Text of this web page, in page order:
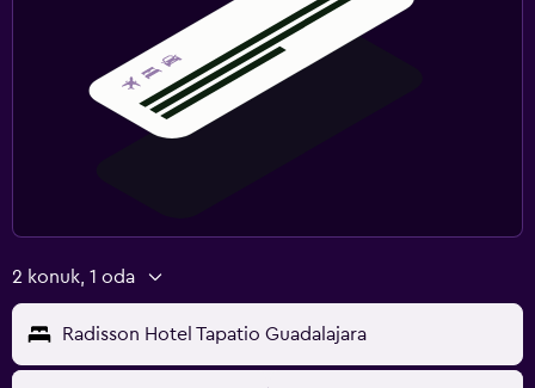
2 konuk, 1 oda
Radisson Hotel Tapatio Guadalajara